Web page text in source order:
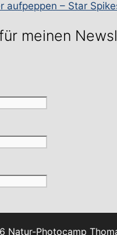
aufpeppen – Star
meinen
Photocamp